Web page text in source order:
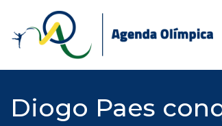
content
Diogo Paes